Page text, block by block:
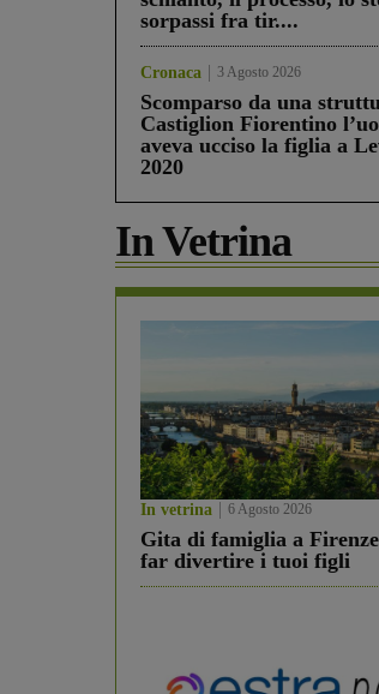
sorpassi fra tir....
Cronaca 3 Agosto 2026
Scomparso da una
Castiglion Fiorentino
aveva ucciso la figlia a
2020
In Vetrina
In vetrina 6 Agosto 2026
Gita di famiglia a
far divertire i tuoi figli